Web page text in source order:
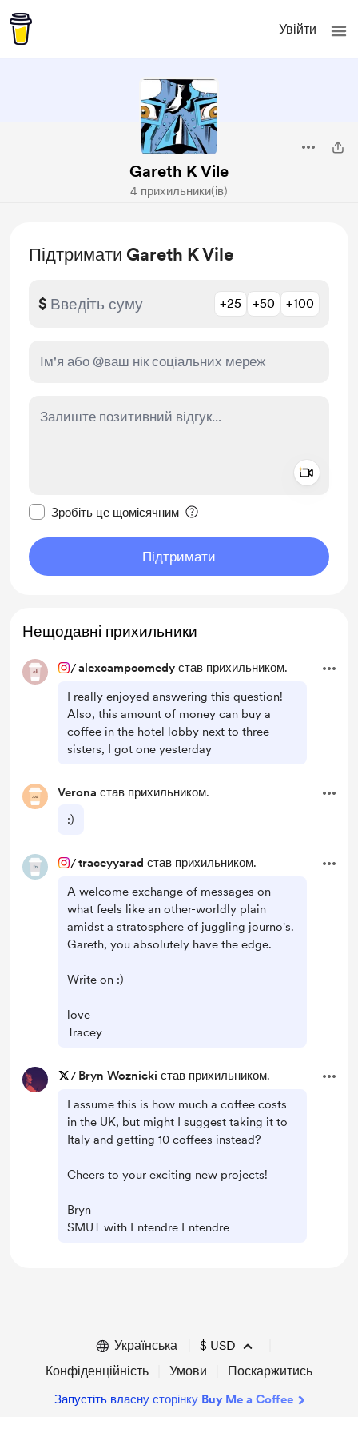
Увійти
Gareth K Vile
4 прихильники(ів)
Підтримати Gareth K Vile
$ +25 +50 +100
Зробіть це щомісячним
Підтримати
Нещодавні прихильники
/alexcampcomedy став прихильником.
I really enjoyed answering this question!
Also, this amount of money can buy a
coffee in the hotel lobby next to three
sisters, I got one yesterday
Verona став прихильником.
:)
/traceyyarad став прихильником.
A welcome exchange of messages on
what feels like an other-worldly plain
amidst a stratosphere of juggling journo's.
Gareth, you absolutely have the edge.
Write on :)
love
Tracey
/ Bryn Woznicki став прихильником.
I assume this is how much a coffee costs
in the UK, but might I suggest taking it to
Italy and getting 10 coffees instead?
Cheers to your exciting new projects!
Bryn
SMUT with Entendre Entendre
Українська $ USD
Конфіденційність
Умови Поскаржитись
Запустіть власну сторінку Buy Me a Coffee